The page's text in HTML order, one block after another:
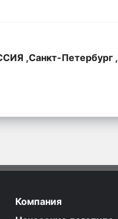
,Санкт-Петербург
Компания